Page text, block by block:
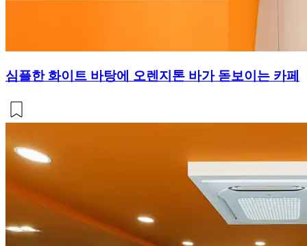
심플한 화이트 바탕에 오렌지톤 바가 돋보이는 카페